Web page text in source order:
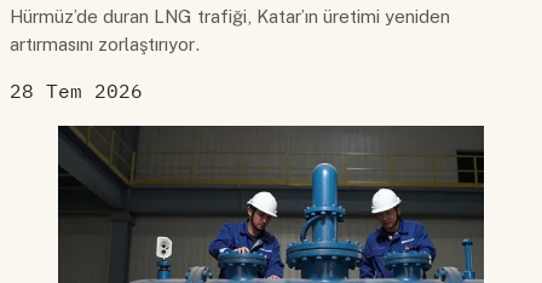
Hürmüz’de duran LNG trafiği, Katar’ın üretimi yeniden
artırmasını zorlaştırıyor.
28 Tem 2026